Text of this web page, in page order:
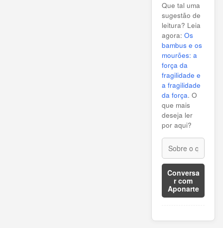
Que tal uma
sugestão de
leitura? Leia
agora: Os
bambus e os
mourões: a
força da
fragilidade e
a fragilidade
da força. O
que mais
deseja ler
por aqui?
Conversa
r com
Aponarte